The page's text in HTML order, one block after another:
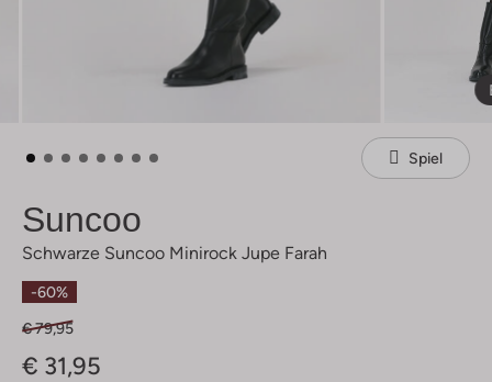
Spiel
Suncoo
Schwarze Suncoo Minirock Jupe Farah
-60%
€ 79,95
€ 31,95